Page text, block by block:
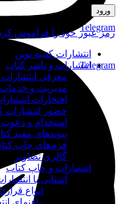
Telegram
Telegram
ورود
رمز عبور خود را فراموش
انتشارات کتیبه نوین
انتشارات و ناشر کتاب
معرفی انتشارات
مدیریت و خدمات
افتخارات
حضور انتشارات
استخدام و
پیوندهای مفید
فرم‌های چاپ
گالری تصاویر
انتشارات و چاپ کتاب
آشنایی با
انواع
راهنمای